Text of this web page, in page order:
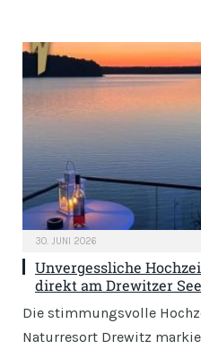
30. JUNI 2026
Unvergessliche
direkt am Drewitzer See
Die stimmungsvolle
Naturresort Drewitz